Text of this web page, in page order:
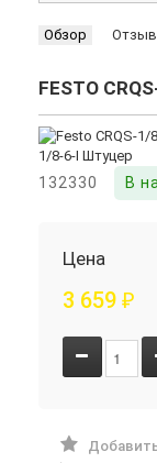
Обзор
FESTO
132330 В
Цена
3 659 ₽